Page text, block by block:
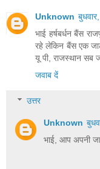
Unknown
भाई हर्षबर्धन बैंस
रहे लेकिन बैंस एक
यू पी, राजस्थान सब
जवाब दें
उत्तर
Unknown
भाई, आप अपनी